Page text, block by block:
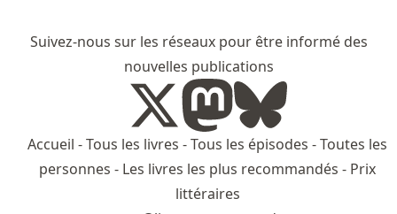
Suivez-nous sur les réseaux pour être informé des
nouvelles publications
Accueil -Tous les livres -Tous les épisodes -Toutes les
personnes - Les livres les plus recommandés - Prix
littéraires